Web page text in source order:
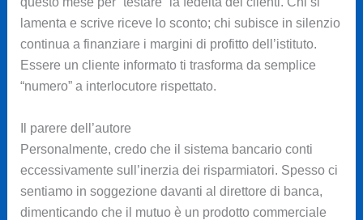
lamenta e scrive riceve lo sconto; chi subisce in silenzio
continua a finanziare i margini di profitto dell’istituto.
Essere un cliente informato ti trasforma da semplice
“numero” a interlocutore rispettato.
Il parere dell’autore
Personalmente, credo che il sistema bancario conti
eccessivamente sull’inerzia dei risparmiatori. Spesso ci
sentiamo in soggezione davanti al direttore di banca,
dimenticando che il mutuo è un prodotto commerciale